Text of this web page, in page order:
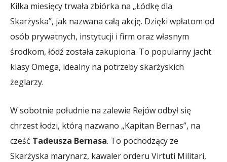
Kilka miesięcy trwała zbiórka na „Łódkę dla
Skarżyska”, jak nazwana całą akcję. Dzięki wpłatom od
osób prywatnych, instytucji i firm oraz własnym
środkom, łódź została zakupiona. To popularny jacht
klasy Omega, idealny na potrzeby skarżyskich
żeglarzy.
W sobotnie południe na zalewie Rejów odbył się
chrzest łodzi, którą nazwano „Kapitan Bernas”, na
cześć Tadeusza Bernasa. To pochodzący ze
Skarżyska marynarz, kawaler orderu Virtuti Militari,